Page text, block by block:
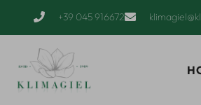
+39 045 916672